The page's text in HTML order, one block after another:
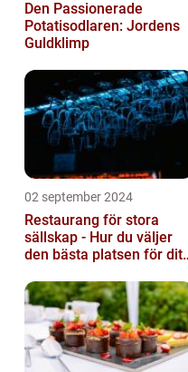
Den Passionerade
Potatisodlaren: Jordens
Guldklimp
02 september 2024
Restaurang för stora
sällskap - Hur du väljer
den bästa platsen för ditt